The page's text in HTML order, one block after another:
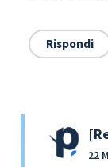
Rispondi
22